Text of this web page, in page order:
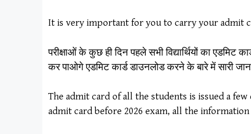
It is very important for you to carry your admit
परीक्षाओं के कुछ ही दिन पहले सभी विद्यार्थियों का एडमिट
कर पाओगे एडमिट कार्ड डाउनलोड करने के बारे में सारी
The admit card of all the students is issued a
admit card before 2026 exam, all the